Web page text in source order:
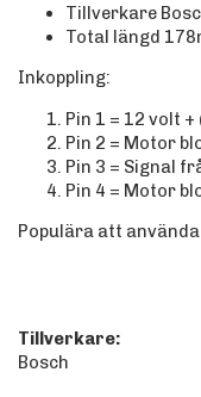
Tillverkare
Total längd
Inkoppling:
Pin 1 = 12 volt
Pin 2 = Motor
Pin 3 = Signal
Pin 4 = Motor
Populära att
Tillverkare:
Bosch